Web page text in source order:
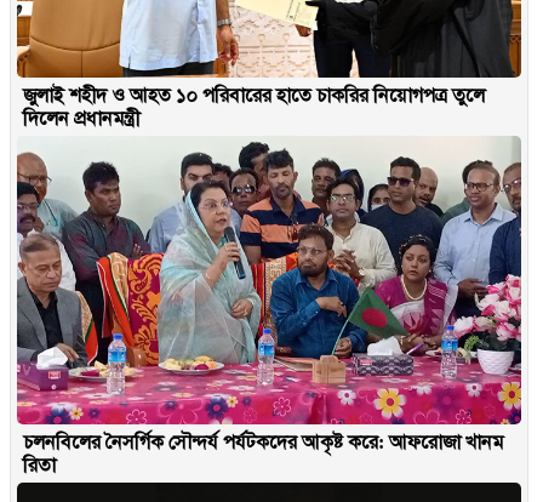
জুলাই শহীদ ও আহত ১০ পরিবারের হাতে চাকরির নিয়োগপত্র তুলে
দিলেন প্রধানমন্ত্রী
চলনবিলের নৈসর্গিক সৌন্দর্য পর্যটকদের আকৃষ্ট করে: আফরোজা খানম
রিতা